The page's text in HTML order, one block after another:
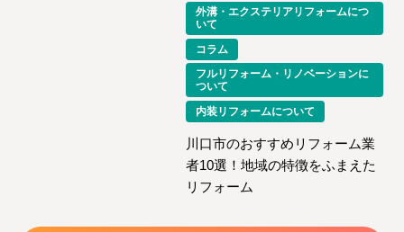
外溝・エクステリアリフォームにつ
いて
コラム
フルリフォーム・リノベーションに
ついて
内装リフォームについて
川口市のおすすめリフォーム業
者10選！地域の特徴をふまえた
リフォーム